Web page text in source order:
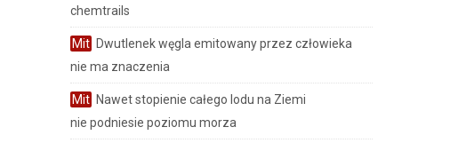
chemtrails
Mit Dwutlenek węgla emitowany przez człowieka
nie ma znaczenia
Mit Nawet stopienie całego lodu na Ziemi
nie podniesie poziomu morza